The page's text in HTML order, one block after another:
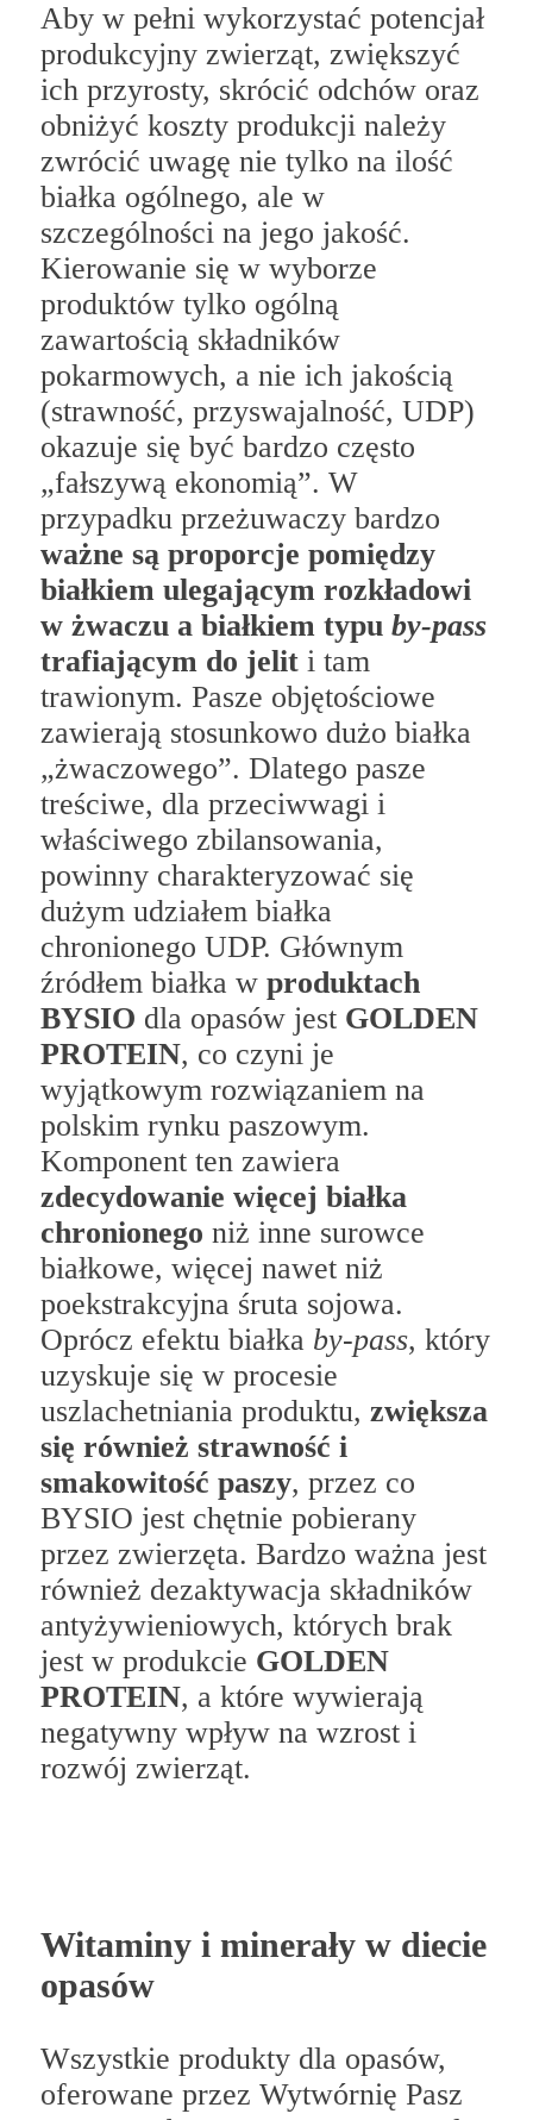
Aby w pełni wykorzystać potencjał
produkcyjny zwierząt, zwiększyć
ich przyrosty, skrócić odchów oraz
obniżyć koszty produkcji należy
zwrócić uwagę nie tylko na ilość
białka ogólnego, ale w
szczególności na jego jakość.
Kierowanie się w wyborze
produktów tylko ogólną
zawartością składników
pokarmowych, a nie ich jakością
(strawność, przyswajalność, UDP)
okazuje się być bardzo często
„fałszywą ekonomią”. W
przypadku przeżuwaczy bardzo
ważne są proporcje pomiędzy
białkiem ulegającym rozkładowi
w żwaczu a białkiem typu by-pass
trafiającym do jeliti tam
trawionym. Pasze objętościowe
zawierają stosunkowo dużo białka
„żwaczowego”. Dlatego pasze
treściwe, dla przeciwwagi i
właściwego zbilansowania,
powinny charakteryzować się
dużym udziałem białka
chronionego UDP. Głównym
źródłem białka w produktach
BYSIO dla opasów jest GOLDEN
PROTEIN, co czyni je
wyjątkowym rozwiązaniem na
polskim rynku paszowym.
Komponent ten zawiera
zdecydowanie więcej białka
chronionego niż inne surowce
białkowe, więcej nawet niż
poekstrakcyjna śruta sojowa.
Oprócz efektu białka by-pass, który
uzyskuje się w procesie
uszlachetniania produktu, zwiększa
się również strawność i
smakowitość paszy, przez co
BYSIO jest chętnie pobierany
przez zwierzęta. Bardzo ważna jest
również dezaktywacja składników
antyżywieniowych, których brak
jest w produkcie GOLDEN
PROTEIN, a które wywierają
negatywny wpływ na wzrost i
rozwój zwierząt.
Witaminy i minerały w diecie
opasów
Wszystkie produkty dla opasów,
oferowane przez Wytwórnię Pasz